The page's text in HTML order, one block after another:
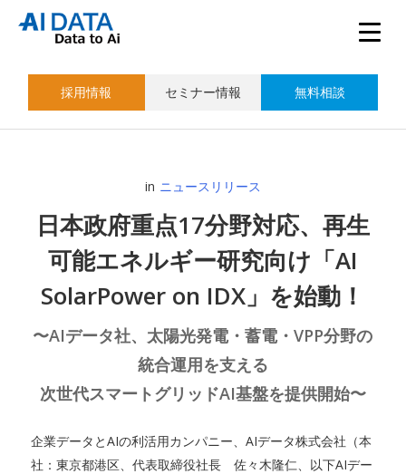
採用情報 セミナー情報 無料相談
in ニュースリリース
日本政府重点17分野対応、再生
可能エネルギー研究向け「AI
SolarPower on IDX」を始動！
〜AIデータ社、太陽光発電・蓄電・VPP分野の
統合運用を支える
次世代スマートグリッドAI基盤を提供開始〜
企業データとAIの利活用カンパニー、AIデータ株式会社（本
社：東京都港区、代表取締役社長 佐々木隆仁、以下AIデー